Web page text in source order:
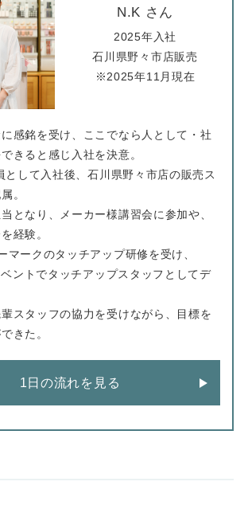
N.K さん
2025年入社
石川県野々市店販売
※2025年11月現在
感銘を受け、ここでなら人として・社
きると感じ入社を決意。
として入社後、石川県野々市店の販売ス
。
となり、メーカー様講習会に参加や、
経験。
マークのタッチアップ研修を受け、
ントでタッチアップスタッフとしてデ
スタッフの協力を受けながら、目標を
きた。
1日の流れを見る